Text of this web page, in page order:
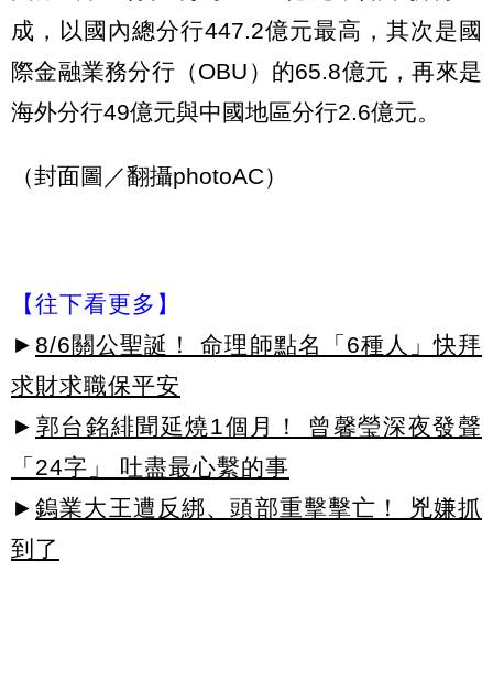
成，以國內總分行447.2億元最高，其次是國
際金融業務分行（OBU）的65.8億元，再來是
海外分行49億元與中國地區分行2.6億元。
（封面圖／翻攝photoAC）
【往下看更多】
► 8/6關公聖誕！ 命理師點名「6種人」快拜
求財求職保平安
► 郭台銘緋聞延燒1個月！ 曾馨瑩深夜發聲
「24字」 吐盡最心繫的事
► 鎢業大王遭反綁、頭部重擊擊亡！ 兇嫌抓
到了